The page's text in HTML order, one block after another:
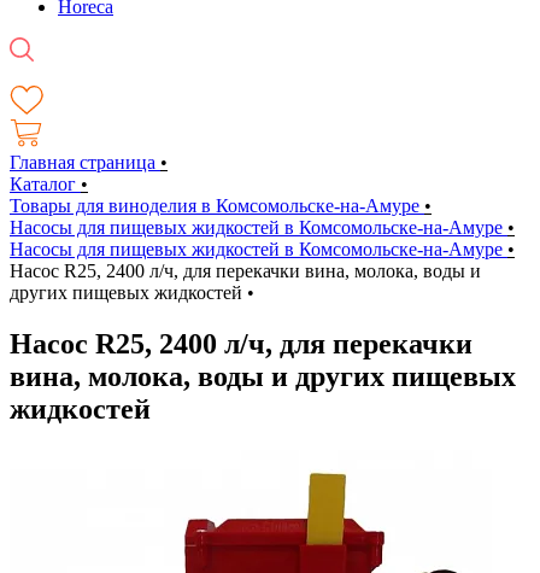
Horeca
Главная страница •
Каталог •
Товары для виноделия в Комсомольске-на-Амуре •
Насосы для пищевых жидкостей в Комсомольске-на-Амуре •
Насосы для пищевых жидкостей в Комсомольске-на-Амуре •
Насос R25, 2400 л/ч, для перекачки вина, молока, воды и
других пищевых жидкостей •
Насос R25, 2400 л/ч, для перекачки
вина, молока, воды и других пищевых
жидкостей